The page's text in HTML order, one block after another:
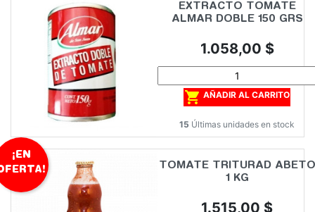
EXTRACTO TOMATE
ALMAR DOBLE 150 GRS
Precio
1.058,00 $
 AÑADIR AL CARRITO
15 Últimas unidades en stock
TOMATE TRITURAD ABETO
1 KG
Precio
1.515,00 $
¡EN